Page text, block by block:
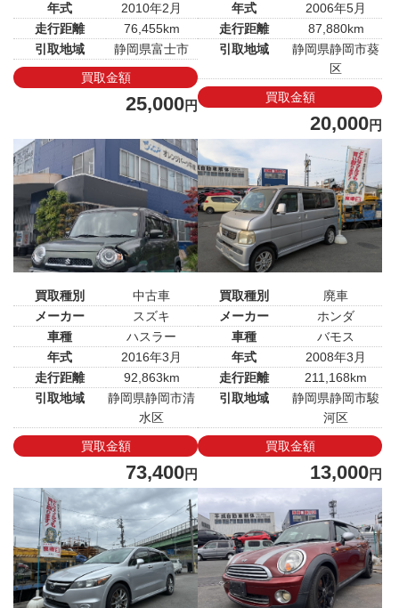
年式
2010年2月
走行距離
76,455km
引取地域
静岡県富士市
買取金額
25,000円
年式
2006年5月
走行距離
87,880km
引取地域
静岡県静岡市葵
区
買取金額
20,000円
買取種別
中古車
メーカー
スズキ
車種
ハスラー
年式
2016年3月
走行距離
92,863km
引取地域
静岡県静岡市清
水区
買取金額
73,400円
買取種別
廃車
メーカー
ホンダ
車種
バモス
年式
2008年3月
走行距離
211,168km
引取地域
静岡県静岡市駿
河区
買取金額
13,000円